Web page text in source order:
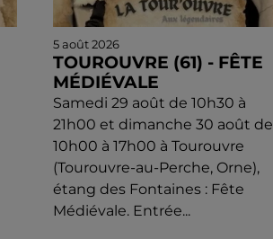
5 août 2026
TOUROUVRE (61) - FÊTE
MÉDIÉVALE
Samedi 29 août de 10h30 à
21h00 et dimanche 30 août de
10h00 à 17h00 à Tourouvre
(Tourouvre-au-Perche, Orne),
étang des Fontaines : Fête
Médiévale. Entrée...